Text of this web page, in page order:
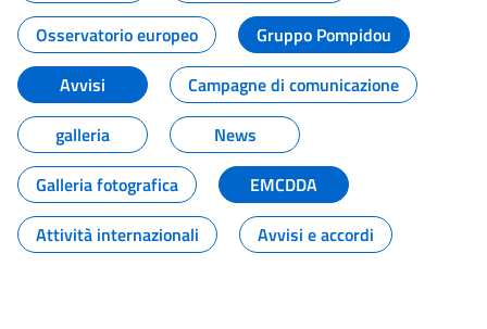
Osservatorio europeo
Gruppo Pompidou
Avvisi
Campagne di comunicazione
galleria
News
Galleria fotografica
EMCDDA
Attività internazionali
Avvisi e accordi